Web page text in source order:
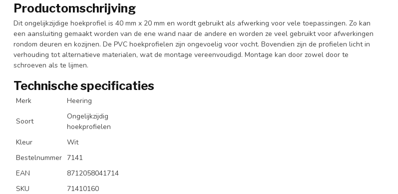
Productomschrijving
Dit ongelijkzijdige hoekprofiel is 40 mm x 20 mm en wordt gebruikt als afwerking voor vele toepassingen. Zo kan
een aansluiting gemaakt worden van de ene wand naar de andere en worden ze veel gebruikt voor afwerkingen
rondom deuren en kozijnen. De PVC hoekprofielen zijn ongevoelig voor vocht. Bovendien zijn de profielen licht in
verhouding tot alternatieve materialen, wat de montage vereenvoudigd. Montage kan door zowel door te
schroeven als te lijmen.
Technische specificaties
Merk Heering
Soort
Ongelijkzijdig
hoekprofielen
Kleur
Wit
Bestelnummer 7141
EAN
8712058041714
SKU
71410160